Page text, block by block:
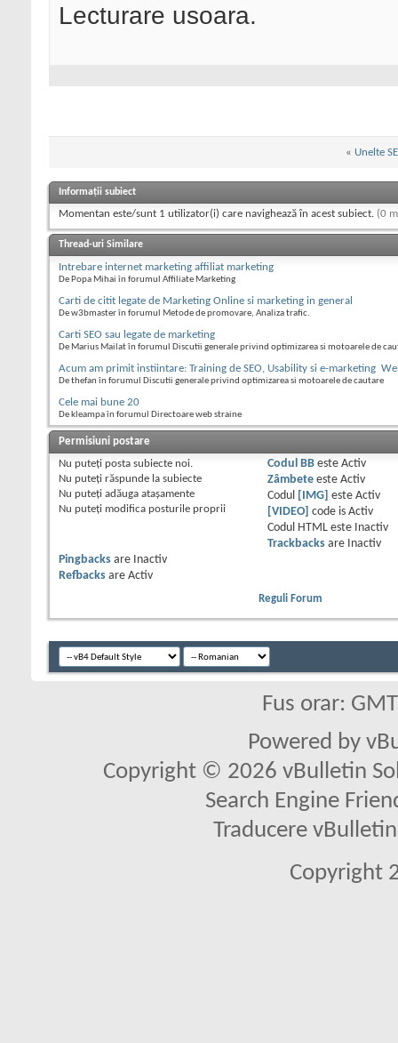
Lecturare usoara.
« Unelte
Informații subiect
Momentan este/sunt 1 utilizator(i) care navighează în acest subiect. (0
Thread-uri Similare
Intrebare internet marketing affiliat marketing
De Popa Mihai în forumul Affiliate Marketing
Carti de citit legate de Marketing Online si marketing in general
De w3bmaster în forumul Metode de promovare, Analiza trafic.
Carti SEO sau legate de marketing
De Marius Mailat în forumul Discutii generale privind optimizarea si motoarele de
Acum am primit instiintare: Training de SEO, Usability si e-marketing 
De thefan în forumul Discutii generale privind optimizarea si motoarele de cautare
Cele mai bune 20
De kleampa în forumul Directoare web straine
Permisiuni postare
Nu puteţi posta subiecte noi.
Nu puteţi răspunde la subiecte
Nu puteţi adăuga ataşamente
Nu puteţi modifica posturile proprii
Codul BBeste Activ
Zâmbeteeste Activ
Codul
[IMG] este Activ
[VIDEO]
code is Activ
Codul HTML este
Inactiv
Trackbacksare
Inactiv
Pingbacks are
Inactiv
Refbacks are Activ
Reguli Forum
Fus orar:
Powered by
Copyright © 2026 vBulletin
Search Engine
Traducere
Copyright